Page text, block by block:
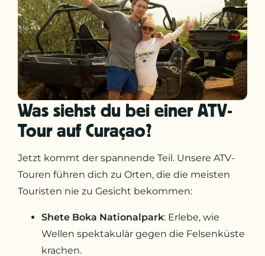
Was siehst du bei einer ATV-
Tour auf Curaçao?
Jetzt kommt der spannende Teil. Unsere ATV-
Touren führen dich zu Orten, die die meisten
Touristen nie zu Gesicht bekommen:
Shete Boka Nationalpark: Erlebe, wie
Wellen spektakulär gegen die Felsenküste
krachen.